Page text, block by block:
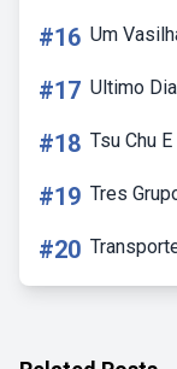
#16 Um
#17 Ultimo
#18 Tsu Chu
#19 Tres
#20